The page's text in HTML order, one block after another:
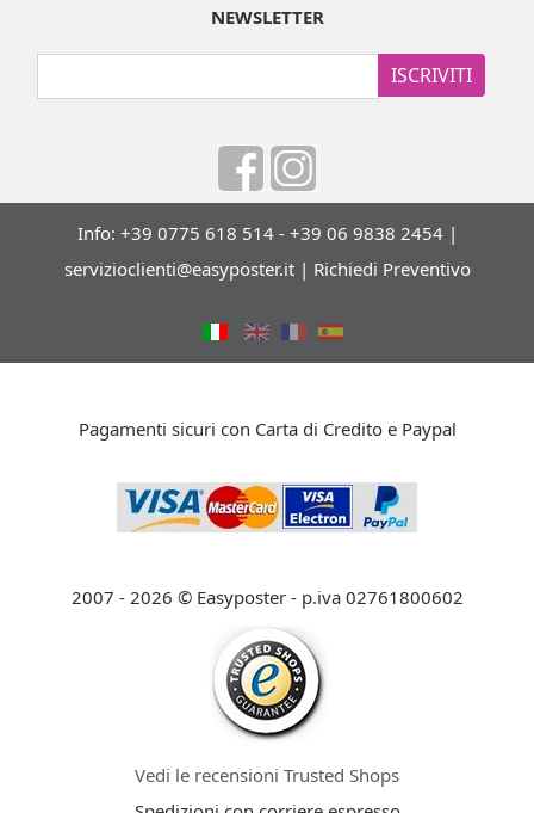
NEWSLETTER
ISCRIVITI
Info: +39 0775 618 514 - +39 06 9838 2454 |
servizioclienti@easyposter.it| Richiedi Preventivo
Pagamenti sicuri con Carta di Credito e Paypal
2007 - 2026 © Easyposter - p.iva 02761800602
Vedi le recensioni Trusted Shops